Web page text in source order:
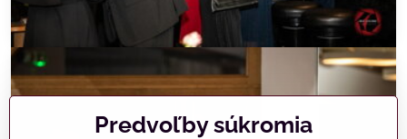
Predvoľby súkromia